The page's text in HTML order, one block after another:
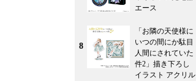
エース
8
「お隣の天使様に
いつの間にか駄目
人間にされていた
件2」描き下ろし
イラスト アクリル